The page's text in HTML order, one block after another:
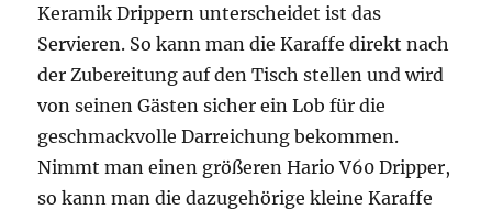
Keramik Drippern unterscheidet ist das
Servieren. So kann man die Karaffe direkt nach
der Zubereitung auf den Tisch stellen und wird
von seinen Gästen sicher ein Lob für die
geschmackvolle Darreichung bekommen.
Nimmt man einen größeren Hario V60 Dripper,
so kann man die dazugehörige kleine Karaffe